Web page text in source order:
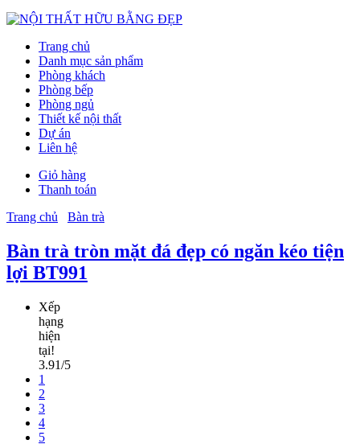
Trang chủ
Danh mục sản phẩm
Phòng khách
Phòng bếp
Phòng ngủ
Thiết kế nội thất
Dự án
Liên hệ
Giỏ hàng
Thanh toán
Trang chủ
Bàn trà
Bàn trà tròn mặt đá đẹp có ngăn kéo tiện
lợi BT991
Xếp
hạng
hiện
tại!
3.91/5
1
2
3
4
5